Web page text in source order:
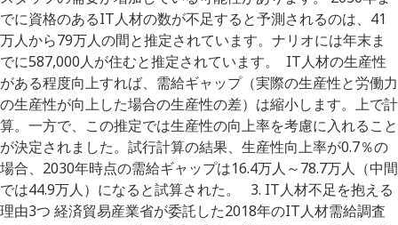
でに資格のあるIT人材の数が不足すると予測されるのは、41
万人から79万人の間と推定されています。ナリオには年末ま
でに587,000人が住むと推定されています。 IT人材の生産性
がある程度向上すれば、需給ギャップ（実際の生産性と労働力
の生産性が向上した場合の生産性の差）は縮小します。上で計
算。一方で、この推定では生産性の向上率を考慮に入れること
が決定されました。試行計算の結果、生産性向上率が0.7％の
場合、2030年時点の需給ギャップは16.4万人～78.7万人（中間
では44.9万人）になると試算された。 3. IT人材不足を抱える
理由3つ 経済貿易産業省が委託した2018年のIT人材需給調査